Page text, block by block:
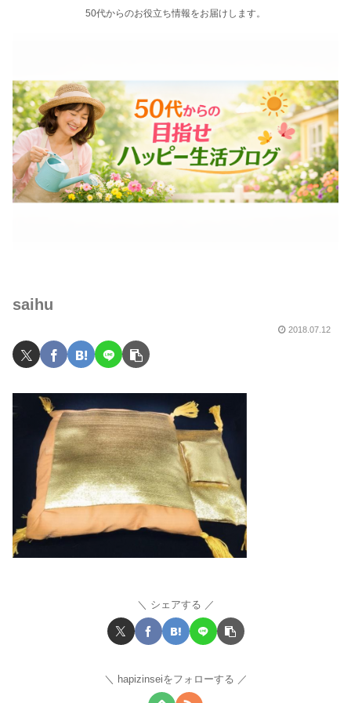
50代からのお役立ち情報をお届けします。
saihu
2018.07.12
シェアする
hapizinseiをフォローする